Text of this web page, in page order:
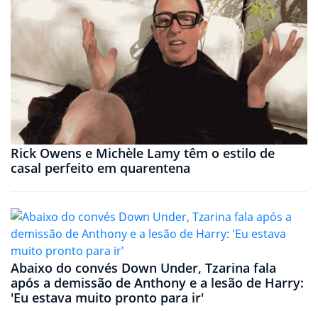
Rick Owens e Michèle Lamy têm o estilo de
casal perfeito em quarentena
Abaixo do convés Down Under, Tzarina fala
após a demissão de Anthony e a lesão de Harry:
'Eu estava muito pronto para ir'